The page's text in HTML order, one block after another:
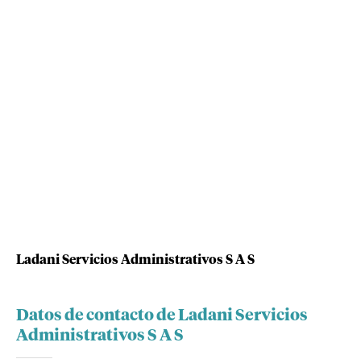
Ladani Servicios Administrativos S A S
Datos de contacto de Ladani Servicios
Administrativos S A S